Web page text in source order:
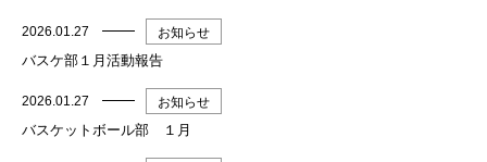
2026.01.27 お知らせ
バスケ部１月活動報告
2026.01.27 お知らせ
バスケットボール部 １月